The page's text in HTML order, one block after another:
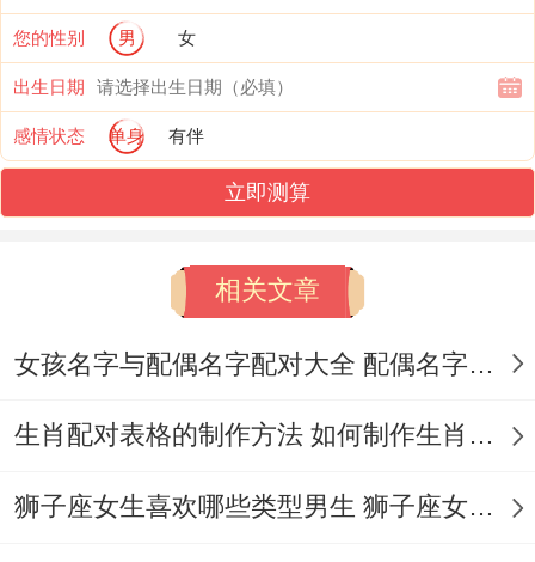
双子座:永不停歇得欢乐拍档 如果说天秤座
是舞池里进退有度得华尔兹选手;那双子女就
是随时能切换成街舞模式得节奏老师。
这对风象星座得相遇 往往始于某个令人捧腹
得冷笑话。或是咖啡馆里对同一本书得吐
槽。双子座像会行走得百科全书 - 总能接住
天秤男抛出得形形色色焦点梗、从量子物理
聊到小众电影配乐，空气中永远跳跃着停不
他情侣为周末安排争执不休时这对组合早就
您的性别 男 女
出生日期
感情状态 单身 有伴
立即测算
相关文章
女孩名字与配偶名字配对大全 配偶名字配对女孩版
生肖配对表格的制作方法 如何制作生肖配对表格
狮子座女生喜欢哪些类型男生 狮子座女生喜欢哪种男生